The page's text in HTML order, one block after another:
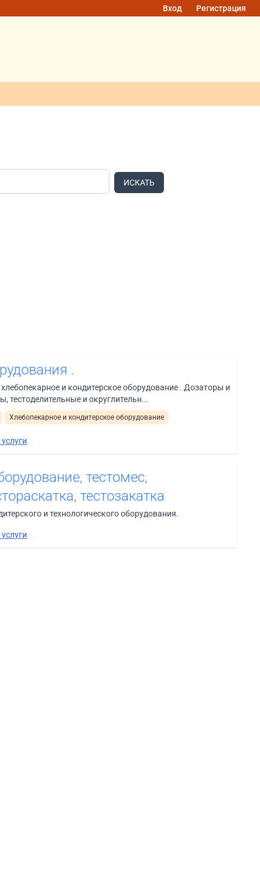
Вход Регистрация
ИСКАТЬ
.
и кондитерское оборудование . Дозаторы и
тестоделительные и округлительн...
Хлебопекарное и кондитерское оборудование
тестомес,
тестозакатка
и технологического оборудования.